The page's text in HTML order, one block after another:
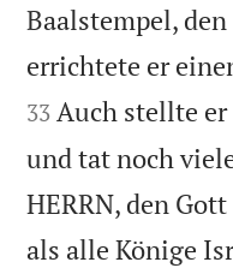
Baalstempel,
errichtete er
33 Auch stellte
und tat noch
HERRN, den
als alle Könige